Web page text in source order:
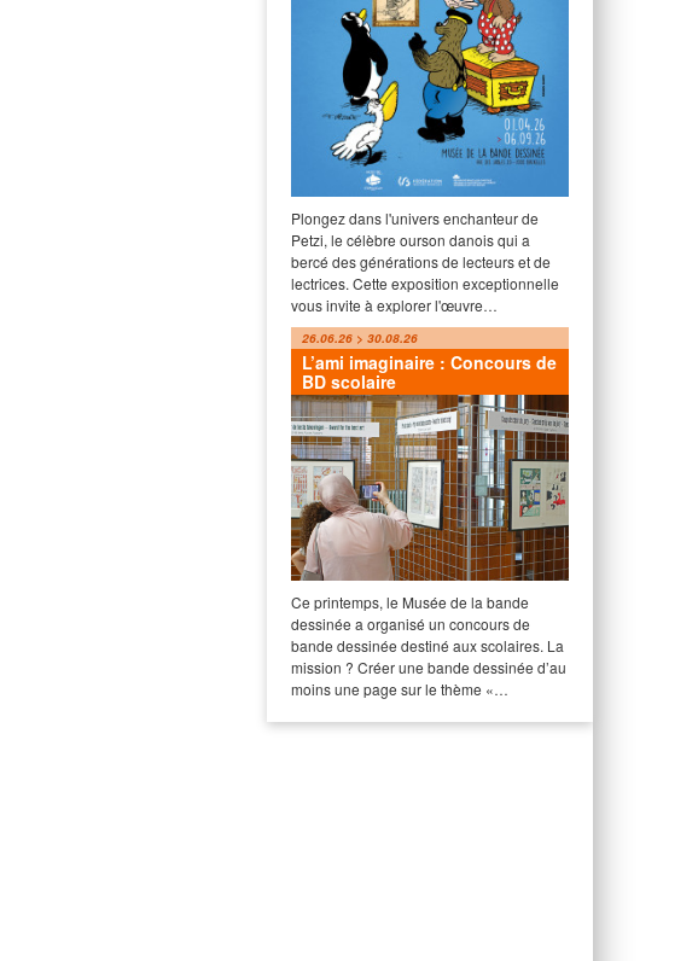
Plongez dans l'univers enchanteur de
Petzi, le célèbre ourson danois qui a
bercé des générations de lecteurs et de
lectrices. Cette exposition exceptionnelle
vous invite à explorer l'œuvre…
26.06.26 > 30.08.26
L’ami imaginaire : Concours de
BD scolaire
Ce printemps, le Musée de la bande
dessinée a organisé un concours de
bande dessinée destiné aux scolaires. La
mission ? Créer une bande dessinée d’au
moins une page sur le thème «…